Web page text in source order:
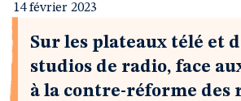
14 février 2023
Sur les plateaux télé et
studios de radio, face
à la contre-réforme des